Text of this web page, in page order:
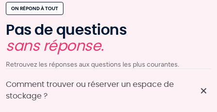
ON RÉPOND À TOUT
Pas de questions
sans réponse.
Retrouvez les réponses aux questions les plus courantes.
Comment trouver ou réserver un espace de
stockage ?